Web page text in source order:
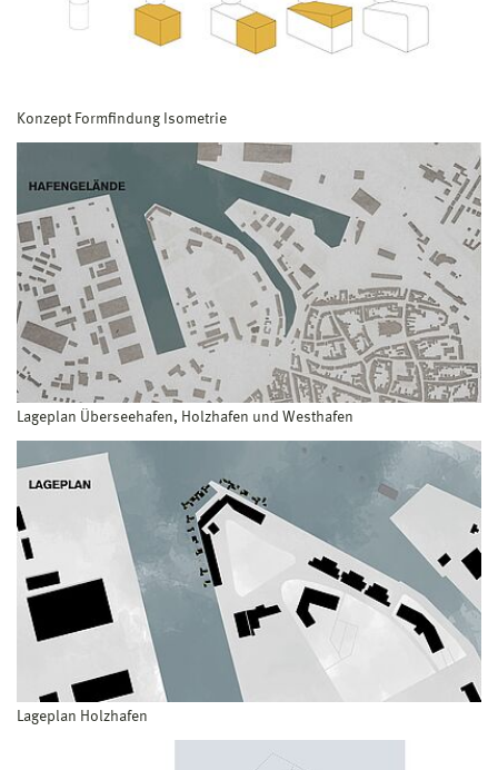
Konzept Formfindung Isometrie
Lageplan Überseehafen, Holzhafen und Westhafen
Lageplan Holzhafen